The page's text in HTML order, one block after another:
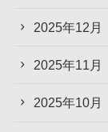
2025年12月
2025年11月
2025年10月